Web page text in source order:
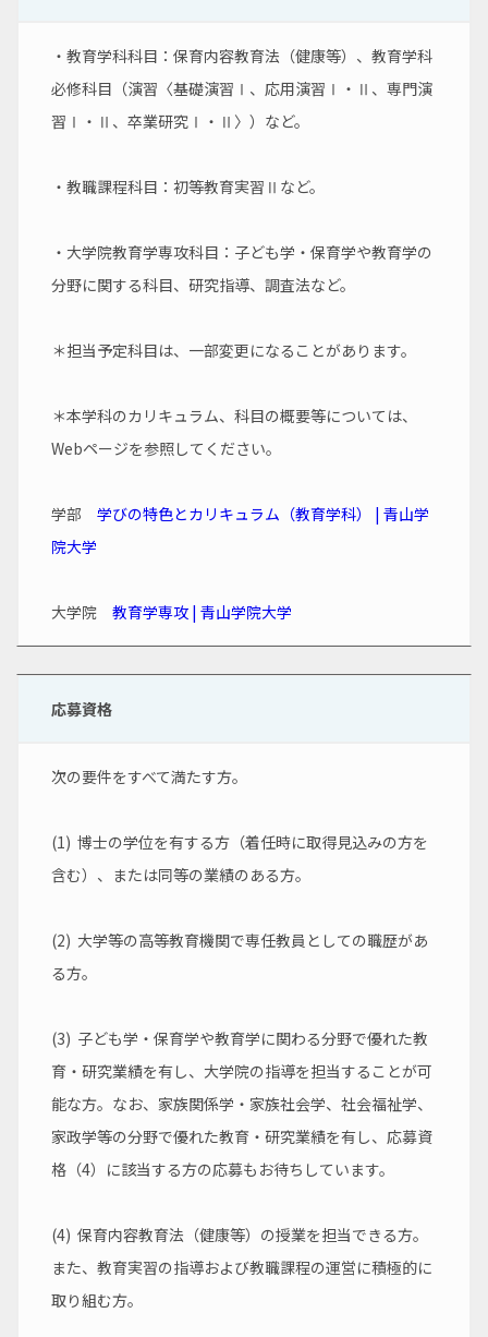
・教育学科科目：保育内容教育法（健康等）、教育学科
必修科目（演習〈基礎演習Ⅰ、応用演習Ⅰ・Ⅱ、専門演
習Ⅰ・Ⅱ、卒業研究Ⅰ・Ⅱ〉）など。
・教職課程科目：初等教育実習Ⅱなど。
・大学院教育学専攻科目：子ども学・保育学や教育学の
分野に関する科目、研究指導、調査法など。
＊担当予定科目は、一部変更になることがあります。
＊本学科のカリキュラム、科目の概要等については、
Webページを参照してください。
学部 学びの特色とカリキュラム（教育学科） | 青山学
院大学
大学院 教育学専攻 | 青山学院大学
応募資格
次の要件をすべて満たす方。
(1)  博士の学位を有する方（着任時に取得見込みの方を
含む）、または同等の業績のある方。
(2)  大学等の高等教育機関で専任教員としての職歴があ
る方。
(3)  子ども学・保育学や教育学に関わる分野で優れた教
育・研究業績を有し、大学院の指導を担当することが可
能な方。なお、家族関係学・家族社会学、社会福祉学、
家政学等の分野で優れた教育・研究業績を有し、応募資
格（4）に該当する方の応募もお待ちしています。
(4)  保育内容教育法（健康等）の授業を担当できる方。
また、教育実習の指導および教職課程の運営に積極的に
取り組む方。